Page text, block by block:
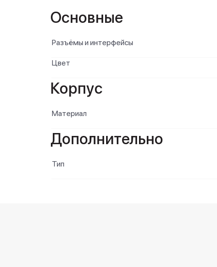
Основные
Разъёмы и интерфейсы
Цвет
Корпус
Материал
Дополнительно
Тип